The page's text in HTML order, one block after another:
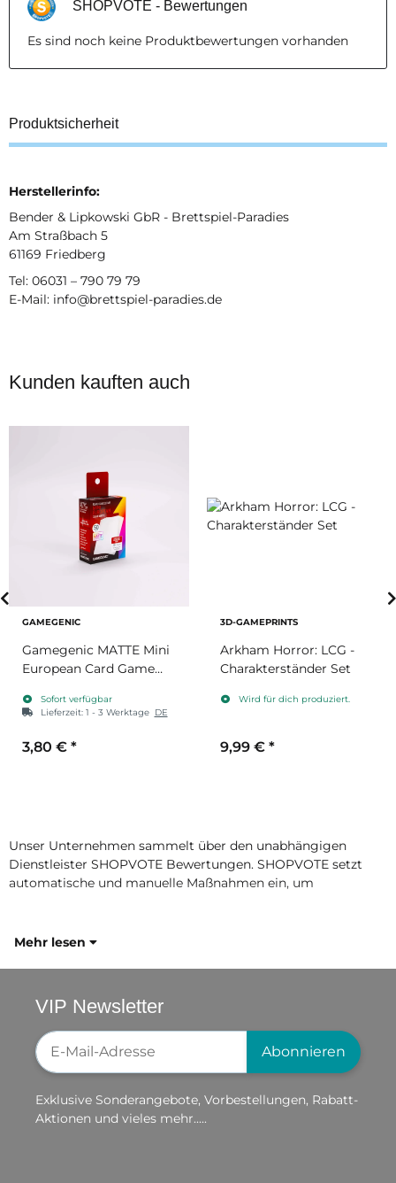
SHOPVOTE - Bewertungen
Es sind noch keine Produktbewertungen vorhanden
Produktsicherheit
Herstellerinfo:
Bender & Lipkowski GbR - Brettspiel-Paradies
Am Straßbach 5
61169 Friedberg
Tel: 06031 – 790 79 79
E-Mail: info@brettspiel-paradies.de
Kunden kauften auch
GAMEGENIC
Gamegenic MATTE Mini
European Card Game
71mmSofort verfügbar
Lieferzeit: 1 - 3 Werktage DE
3,80 € *
3D-GAMEPRINTS
Arkham Horror: LCG -
Charakterständer Set
Wird für dich produziert.
9,99 € *
Unser Unternehmen sammelt über den unabhängigen
Dienstleister SHOPVOTE Bewertungen. SHOPVOTE setzt
automatische und manuelle Maßnahmen ein, um
Mehr lesen
VIP Newsletter
Newsletter-Registrierung
Abonnieren
Exklusive Sonderangebote, Vorbestellungen, Rabatt-
Aktionen und vieles mehr.....